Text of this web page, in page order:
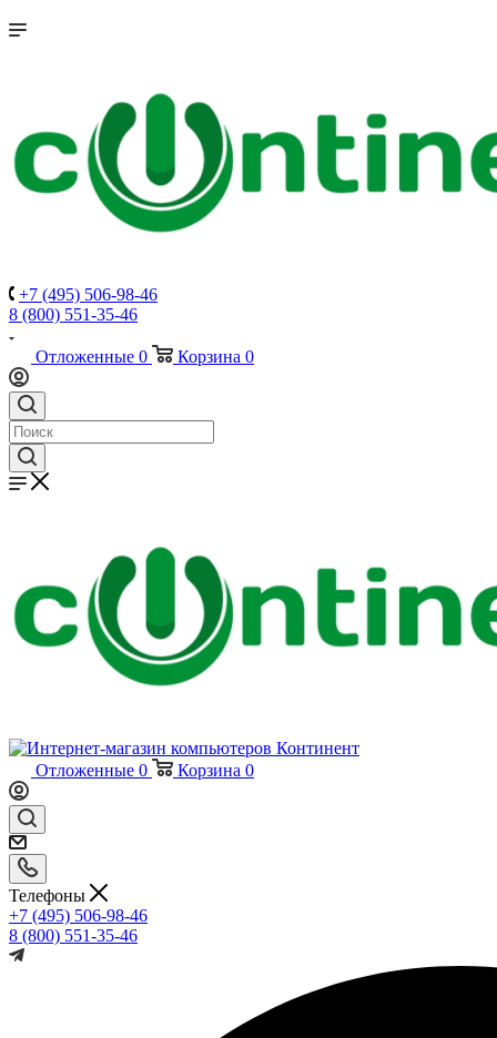
+7 (495) 506-98-46
8 (800) 551-35-46
Отложенные 0 Корзина 0
Отложенные 0 Корзина 0
Телефоны
+7 (495) 506-98-46
8 (800) 551-35-46